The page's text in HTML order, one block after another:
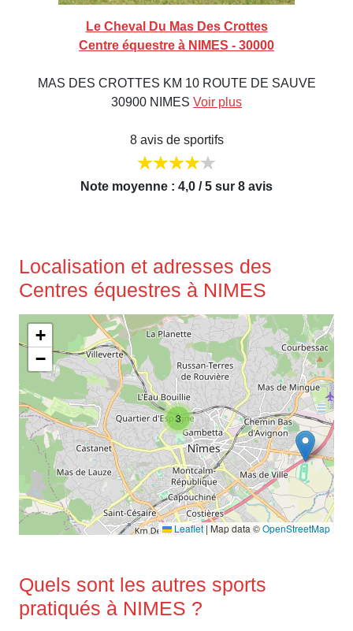
Le Cheval Du Mas Des Crottes
Centre équestre à NIMES - 30000
MAS DES CROTTES KM 10 ROUTE DE SAUVE
30900 NIMES Voir plus
8 avis de sportifs
Note moyenne : 4,0 / 5 sur 8 avis
Localisation et adresses des
Centres équestres à NIMES
3
+
−
Leaflet | Map data ©OpenStreetMap
Quels sont les autres sports
pratiqués à NIMES ?